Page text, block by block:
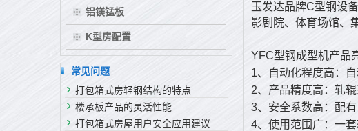
玉发达品牌C型钢设
影剧院、体育场馆、
YFC型钢成型机产品
1、自动化程度高：
2、产品精度高：轧
3、安全系数高：配
4、使用范围广：一
铝镁锰板
K型房配置
常见问题
打包箱式房轻钢结构的特点
楼承板产品的灵活性能
打包箱式房屋用户安全应用建议